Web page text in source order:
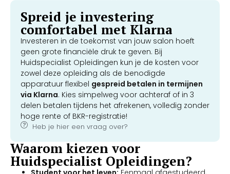
Spreid je investering
comfortabel met Klarna
Investeren in de toekomst van jouw salon hoeft
geen grote financiële druk te geven. Bij
Huidspecialist Opleidingen kun je de kosten voor
zowel deze opleiding als de benodigde
apparatuur flexibel gespreid betalen in termijnen
via Klarna. Kies simpelweg voor achteraf of in 3
delen betalen tijdens het afrekenen, volledig zonder
hoge rente of BKR-registratie!
Heb je hier een vraag over?
Waarom kiezen voor
Huidspecialist Opleidingen?